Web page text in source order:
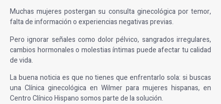
Muchas mujeres postergan su consulta ginecológica por temor,
falta de información o experiencias negativas previas.
Pero ignorar señales como dolor pélvico, sangrados irregulares,
cambios hormonales o molestias íntimas puede afectar tu calidad
de vida.
La buena noticia es que no tienes que enfrentarlo sola: si buscas
una Clínica ginecológica en Wilmer para mujeres hispanas, en
Centro Clínico Hispano somos parte de la solución.